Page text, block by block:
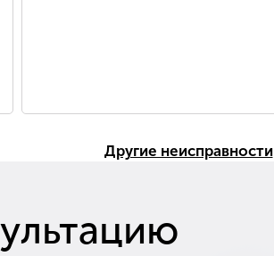
Другие неисправности